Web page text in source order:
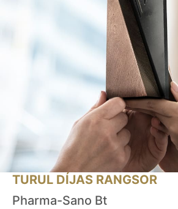
TURUL DÍJAS RANGSOR
Pharma-Sano Bt